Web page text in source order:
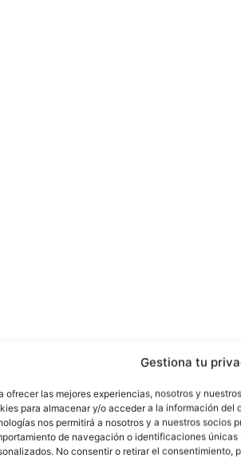
Gestiona tu
ofrecer las mejores experiencias, nosotros y
para almacenar y/o acceder a la información del
nos permitirá a nosotros y a nuestros socios
de navegación o identificaciones
No consentir o retirar el consentimiento,